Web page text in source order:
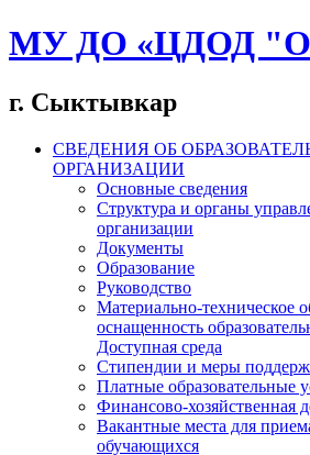
МУ ДО «ЦДОД
г. Сыктывкар
СВЕДЕНИЯ ОБ
ОРГАНИЗАЦИИ
Основные сведения
Структура и органы
организации
Документы
Образование
Руководство
Материально-техническое
оснащенность
Доступная среда
Стипендии и меры
Платные образовательные
Финансово-хозяйственная
Вакантные места для
обучающихся